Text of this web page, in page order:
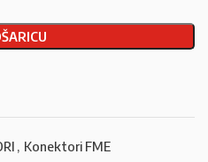
, Konektori FME